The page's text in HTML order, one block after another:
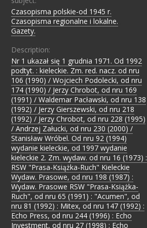
Czasopisma polskie-od 1945 r.
Czasopisma regionalne i lokalne.
Gazety.
Description:
Nr 1 ukazał się 1 grudnia 1971. Od 1992
podtyt. : kieleckie. Zm. red. nacz. od nru
106 (1990) / Wojciech Podolecki, od nru
174 (1990) / Jerzy Chrobot, od nru 169
(1991) / Waldemar Pacławski, od nru 138
(1992) / Jerzy Gierszewski, od nru 218
(1992) / Jerzy Chrobot, od nru 228 (1995)
/ Andrzej Załucki, od nru 230 (2000) /
Stanisław Wróbel. Od nru 92 (1994)
wydanie kieleckie, od 1997 wydanie
kieleckie 2. Zm. wydaw. od nru 16 (1973) :
RSW "Prasa-Książka-Ruch" Kieleckie
Wydaw. Prasowe, od nru 198 (1987) :
Wydaw. Prasowe RSW "Prasa-Książka-
Ruch", od nru 65 (1991) : "Acumen", od
nru 81 (1992) : Mitex, od nru 147 (1992) :
Echo Press, od nru 244 (1996) : Echo
Investment, od nru 27 (1998) : Echo